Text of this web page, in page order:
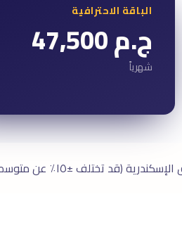
الباقة الاحترافية
ج.م 47,500
شهرياً